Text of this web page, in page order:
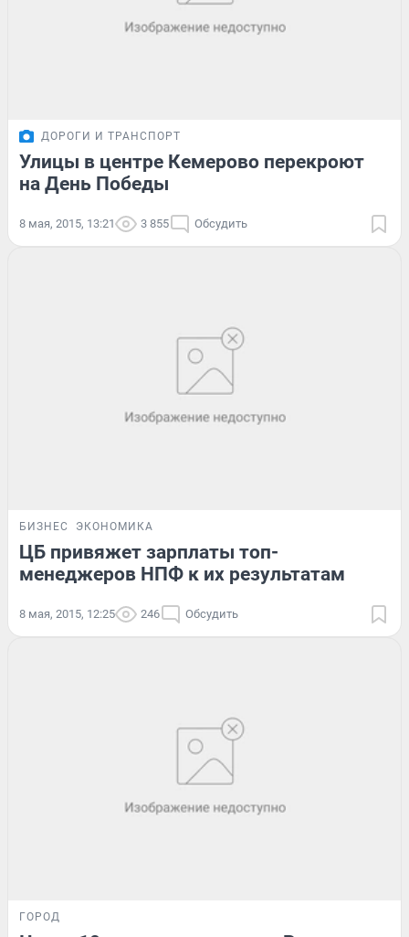
ДОРОГИ И ТРАНСПОРТ
Улицы в центре Кемерово перекроют
на День Победы
8 мая, 2015, 13:21 3 855 Обсудить
БИЗНЕС ЭКОНОМИКА
ЦБ привяжет зарплаты топ-
менеджеров НПФ к их результатам
8 мая, 2015, 12:25 246 Обсудить
ГОРОД